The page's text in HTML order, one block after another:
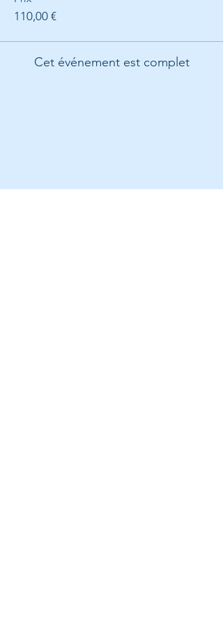
110,00 €
Cet événement est complet